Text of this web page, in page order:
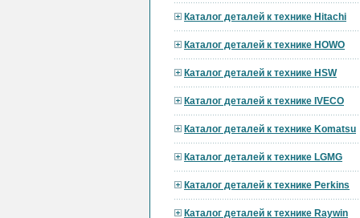
Каталог деталей к технике Hitachi
Каталог деталей к технике HOWO
Каталог деталей к технике HSW
Каталог деталей к технике IVECO
Каталог деталей к технике Komatsu
Каталог деталей к технике LGMG
Каталог деталей к технике Perkins
Каталог деталей к технике Raywin